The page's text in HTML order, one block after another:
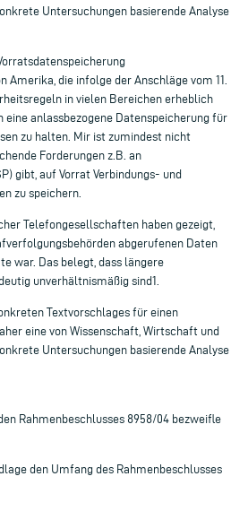
Untersuchungen basierende Analyse
Amerika, die infolge der Anschläge vom 11.
in vielen Bereichen erheblich
eine anlassbezogene Datenspeicherung für
zu halten. Mir ist zumindest nicht
Forderungen z.B. an
gibt, auf Vorrat Verbindungs- und
zu speichern.
Telefongesellschaften haben gezeigt,
abgerufenen Daten
war. Das belegt, dass längere
unverhältnismäßig sind1.
Textvorschlages für einen
eine von Wissenschaft, Wirtschaft und
Untersuchungen basierende Analyse
Rahmenbeschlusses 8958/04 bezweifle
den Umfang des Rahmenbeschlusses